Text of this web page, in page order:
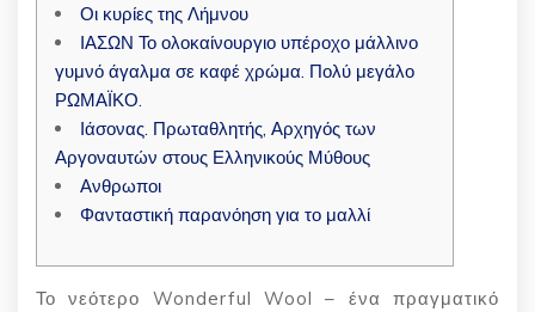
Οι κυρίες της Λήμνου
ΙΑΣΩΝ Το ολοκαίνουργιο υπέροχο μάλλινο
γυμνό άγαλμα σε καφέ χρώμα. Πολύ μεγάλο
ΡΩΜΑΪΚΟ.
Ιάσονας. Πρωταθλητής, Αρχηγός των
Αργοναυτών στους Ελληνικούς Μύθους
Ανθρωποι
Φανταστική παρανόηση για το μαλλί
Το νεότερο Wonderful Wool – ένα πραγματικό